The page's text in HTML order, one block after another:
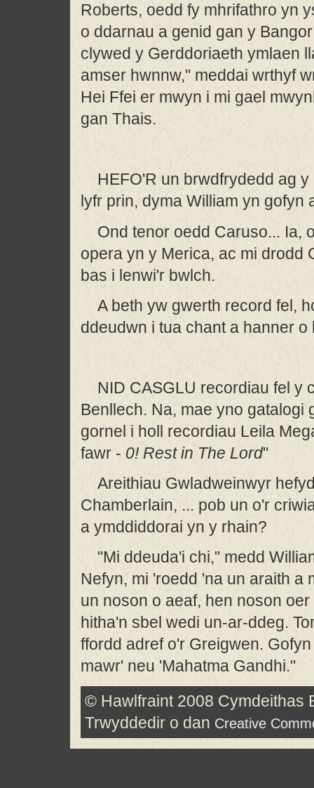
Roberts, oedd fy mhrifathro yn
o ddarnau a genid gan y
clywed y Gerddoriaeth ymlaen
amser hwnnw," meddai wrthyf
Hei Ffei er mwyn i mi gael
gan Thais.
HEFO'R un brwdfrydedd ag
lyfr prin, dyma William yn
Ond tenor oedd Caruso... Ia,
opera yn y Merica, ac mi
bas i lenwi'r bwlch.
A beth yw gwerth record fel,
ddeudwn i tua chant a hanner o
NID CASGLU recordiau fel y
Benllech. Na, mae yno gatalogi
gornel i holl recordiau Leila
fawr - 0! Rest in The Lord"
Areithiau Gwladweinwyr
Chamberlain, ... pob un o'r
a ymddiddorai yn y rhain?
"Mi ddeuda'i chi," medd
Nefyn, mi 'roedd 'na un araith a
un noson o aeaf, hen noson
hitha'n sbel wedi un-ar-ddeg.
ffordd adref o'r Greigwen.
mawr' neu 'Mahatma Gandhi."
© Hawlfraint 2008 Cymdeithas
Trwyddedir o dan Creative